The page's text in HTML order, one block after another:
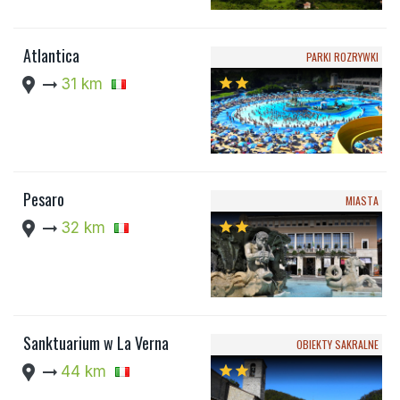
Atlantica
location_pin arrow_right_alt 31 km
PARKI ROZRYWKI
starstar
Pesaro
location_pin arrow_right_alt 32 km
MIASTA
starstar
Sanktuarium w La Verna
location_pin arrow_right_alt 44 km
OBIEKTY SAKRALNE
starstar